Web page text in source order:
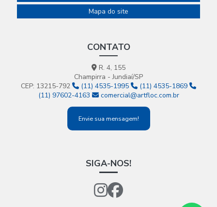
Mapa do site
CONTATO
R. 4, 155
Champirra - Jundiaí/SP
CEP: 13215-792
(11) 4535-1995
(11) 4535-1869
(11) 97602-4163
comercial@artfloc.com.br
Envie sua mensagem!
SIGA-NOS!